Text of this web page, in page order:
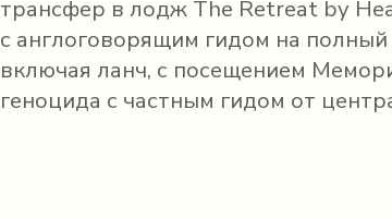
трансфер в лодж The Retreat by
с англоговорящим гидом на
включая ланч, с посещением
геноцида с частным гидом от